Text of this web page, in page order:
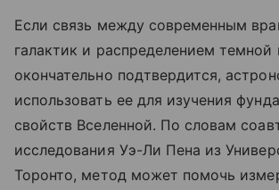
Если связь между современным
галактик и распределением темной
окончательно подтвердится,
использовать ее для изучения
свойств Вселенной. По словам
исследования Уэ-Ли Пена из
Торонто, метод может помочь